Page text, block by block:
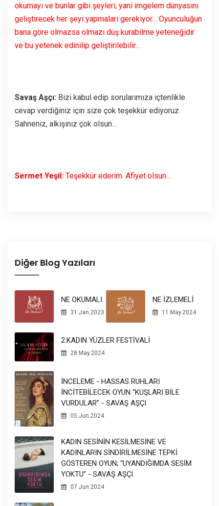
okumayı ve bunlar gibi şeyleri, yani imgelem dünyasını
geliştirecek her şeyi yapmaları gerekiyor… Oyunculuğun
bana göre olmazsa olmazı düş kurabilme yeteneğidir
ve bu yetenek edinilip geliştirilebilir…
Savaş Aşçı: Bizi kabul edip sorularımıza içtenlikle
cevap verdiğiniz için size çok teşekkür ediyoruz.
Sahneniz, alkışınız çok olsun…
Sermet Yeşil: Teşekkür ederim. Afiyet olsun…
Diğer Blog Yazıları
NE OKUMALI
31.Jan.2023
NE İZLEMELİ
11.May.2024
2.KADIN YÜZLER FESTİVALİ
28.May.2024
İNCELEME - HASSAS RUHLARI
İNCİTEBİLECEK OYUN “KUŞLARI BİLE
VURDULAR” - SAVAŞ AŞÇI
05.Jun.2024
KADIN SESİNİN KESİLMESİNE VE
KADINLARIN SİNDİRİLMESİNE TEPKİ
GÖSTEREN OYUN; “UYANDIĞIMDA SESİM
YOKTU” - SAVAŞ AŞÇI
07.Jun.2024